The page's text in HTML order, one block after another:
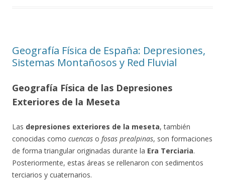
Geografía Física de España: Depresiones,
Sistemas Montañosos y Red Fluvial
Geografía Física de las Depresiones
Exteriores de la Meseta
Las depresiones exteriores de la meseta, también
conocidas como cuencas o fosas prealpinas, son formaciones
de forma triangular originadas durante la Era Terciaria.
Posteriormente, estas áreas se rellenaron con sedimentos
terciarios y cuaternarios.